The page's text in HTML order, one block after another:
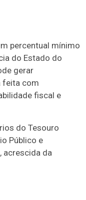
percentual mínimo
do Estado do
gerar
feita com
fiscal e
do Tesouro
Público e
acrescida da